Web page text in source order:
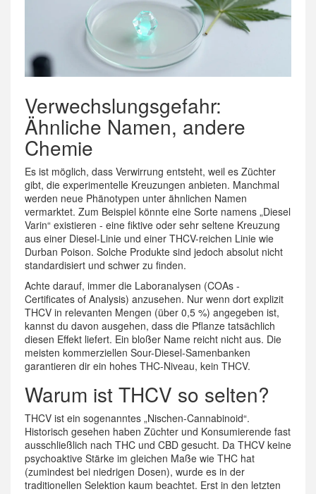
Verwechslungsgefahr:
Ähnliche Namen, andere
Chemie
Es ist möglich, dass Verwirrung entsteht, weil es Züchter
gibt, die experimentelle Kreuzungen anbieten. Manchmal
werden neue Phänotypen unter ähnlichen Namen
vermarktet. Zum Beispiel könnte eine Sorte namens „Diesel
Varin“ existieren - eine fiktive oder sehr seltene Kreuzung
aus einer Diesel-Linie und einer THCV-reichen Linie wie
Durban Poison. Solche Produkte sind jedoch absolut nicht
standardisiert und schwer zu finden.
Achte darauf, immer die Laboranalysen (COAs -
Certificates of Analysis) anzusehen. Nur wenn dort explizit
THCV in relevanten Mengen (über 0,5 %) angegeben ist,
kannst du davon ausgehen, dass die Pflanze tatsächlich
diesen Effekt liefert. Ein bloßer Name reicht nicht aus. Die
meisten kommerziellen Sour-Diesel-Samenbanken
garantieren dir ein hohes THC-Niveau, kein THCV.
Warum ist THCV so selten?
THCV ist ein sogenanntes „Nischen-Cannabinoid“.
Historisch gesehen haben Züchter und Konsumierende fast
ausschließlich nach THC und CBD gesucht. Da THCV keine
psychoaktive Stärke im gleichen Maße wie THC hat
(zumindest bei niedrigen Dosen), wurde es in der
traditionellen Selektion kaum beachtet. Erst in den letzten